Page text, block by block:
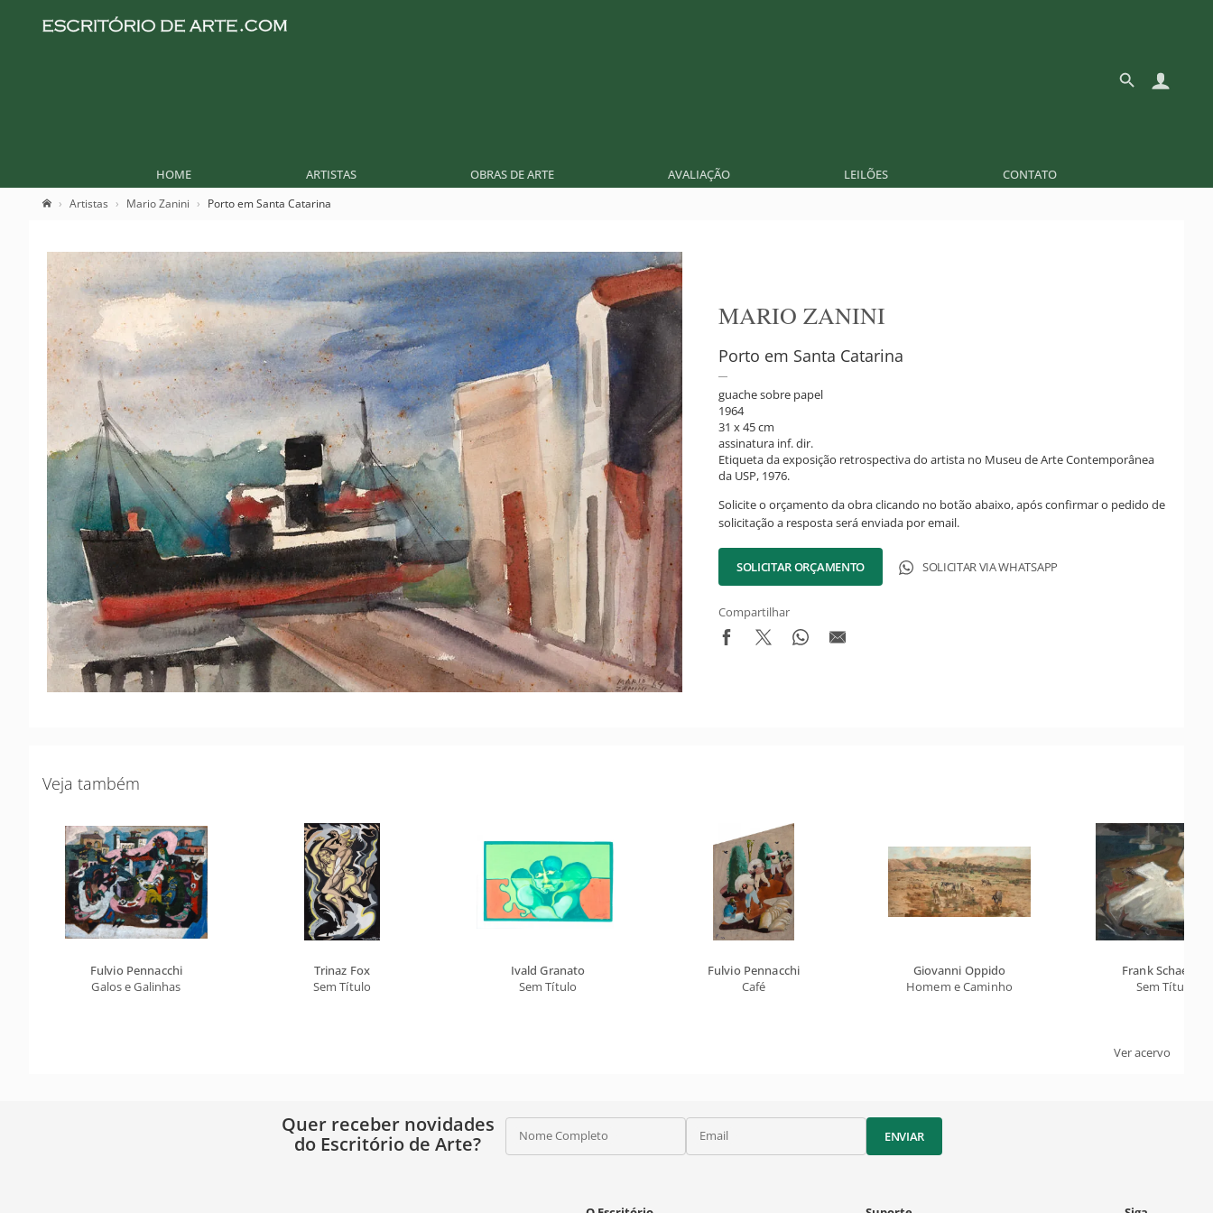
HOME ARTISTAS OBRAS DE ARTE AVALIAÇÃO LEILÕES CONTATO
Artistas Mario Zanini Porto em Santa Catarina
MARIO ZANINI
Porto em Santa Catarina
guache sobre papel
1964
31 x 45 cm
assinatura inf. dir.
Etiqueta da exposição retrospectiva do artista no Museu de Arte Contemporânea
da USP, 1976.
Solicite o orçamento da obra clicando no botão abaixo, após confirmar o pedido de
solicitação a resposta será enviada por email.
SOLICITAR ORÇAMENTO SOLICITAR VIA WHATSAPP
Compartilhar
Veja também
Fulvio Pennacchi
Galos e Galinhas
Trinaz Fox
Sem Título
Ivald Granato
Sem Título
Fulvio Pennacchi
Café
Giovanni Oppido
Homem e Caminho
Frank Schaeffer
Sem Título
Ver acervo
Quer receber novidades
do Escritório de Arte?
Nome Completo Email ENVIAR